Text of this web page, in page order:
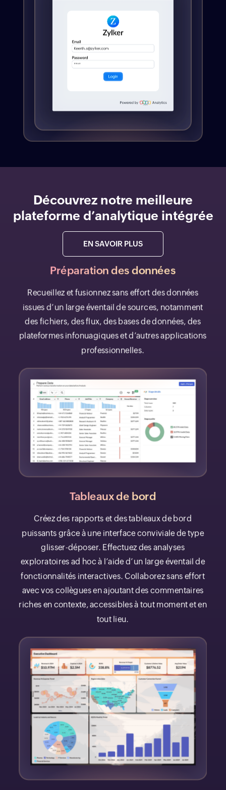
Découvrez notre meilleure
plateforme d’analytique intégrée
EN SAVOIR PLUS
Préparation des données
Recueillez et fusionnez sans effort des données
issues d’un large éventail de sources, notamment
des fichiers, des flux, des bases de données, des
plateformes infonuagiques et d’autres applications
professionnelles.
Tableaux de bord
Créez des rapports et des tableaux de bord
puissants grâce à une interface conviviale de type
glisser-déposer. Effectuez des analyses
exploratoires ad hoc à l’aide d’un large éventail de
fonctionnalités interactives. Collaborez sans effort
avec vos collègues en ajoutant des commentaires
riches en contexte, accessibles à tout moment et en
tout lieu.